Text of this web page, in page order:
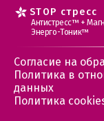
STOP стресс
Антистресс™ +
Энерго-Тоник™
Согласие на
Политика в
данных
Политика